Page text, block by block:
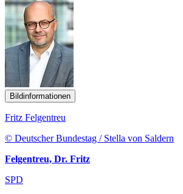
Bildinformationen
Fritz Felgentreu
© Deutscher Bundestag / Stella von Saldern
Felgentreu, Dr. Fritz
SPD